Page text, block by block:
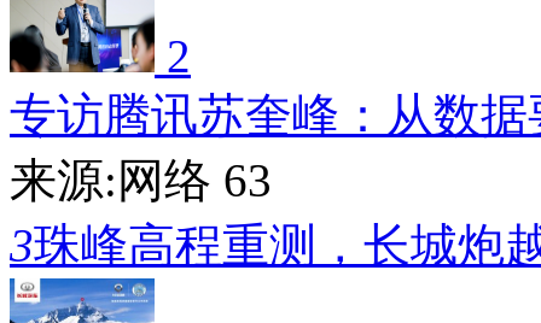
2
专访腾讯苏奎峰：从数据
来源:网络 63
3珠峰高程重测，长城炮